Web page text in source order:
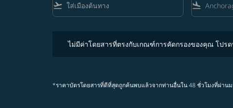
flight_takeoff flight_land
ไม่มีค่าโดยสารที่ตรงกับเกณฑ์การคัดกรองของคุณ โปร
*ราคาบัตรโดยสารที่ดีที่สุดถูกค้นพบแล้วจากท่านอื่นใน 48 ชั่วโมงที่ผ่าน